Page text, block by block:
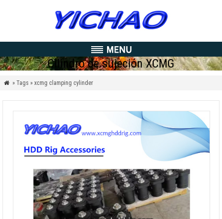
Cilindro de sujeción XCMG
 » Tags » xcmg clamping cylinder